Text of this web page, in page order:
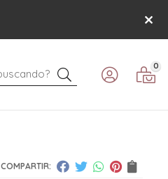
Paseo Verano
Buscar 0
COMPARTIR: